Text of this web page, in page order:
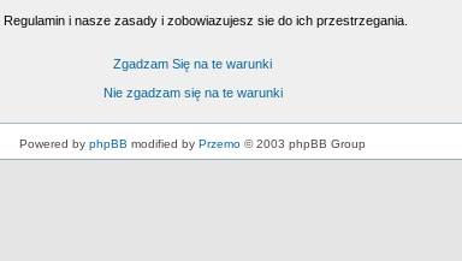
i nasze zasady i zobowiazujesz sie do ich przestrzegania.
Zgadzam Się na te warunki
Nie zgadzam się na te warunki
Powered by phpBB modified by Przemo © 2003 phpBB Group